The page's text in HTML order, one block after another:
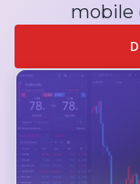
mobile